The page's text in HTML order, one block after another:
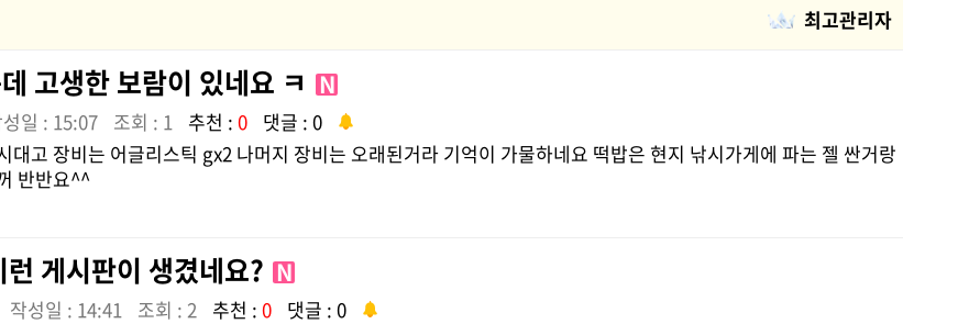
최고관리자
고생한 보람이 있네요 ㅋ N
일 : 15:07 조회 : 1 추천 : 0 댓글 : 0
대고 장비는 어글리스틱 gx2 나머지 장비는 오래된거라 기억이 가물하네요 떡밥은 현지 낚시가게에 파는 젤 싼거랑
반반요^^
게시판이 생겼네요? N
작성일 : 14:41 조회 : 2 추천 : 0 댓글 : 0